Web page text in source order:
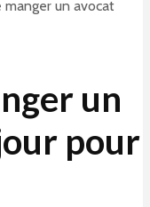
manger un avocat
un
pour